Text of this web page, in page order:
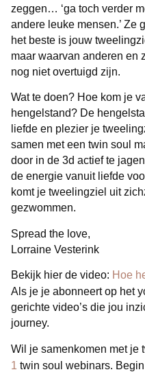
zeggen… ‘ga toch verder
andere leuke mensen.’ Ze
het beste is jouw
maar waarvan anderen en
nog niet overtuigd zijn.
Wat te doen? Hoe kom je
hengelstand? De
liefde en plezier je
samen met een twin soul
door in de 3d actief te
de energie vanuit liefde
komt je tweelingziel uit
gezwommen.
Spread the love,
Lorraine Vesterink
Bekijk hier de video: Hoe
Als je je abonneert op het
gerichte video’s die jou
journey.
Wil je samenkomen met je
1 twin soul webinars.